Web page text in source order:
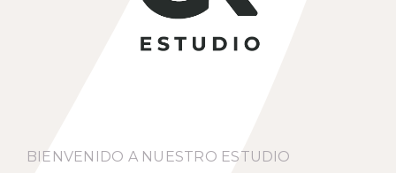
BIENVENIDO A NUESTRO ESTUDIO